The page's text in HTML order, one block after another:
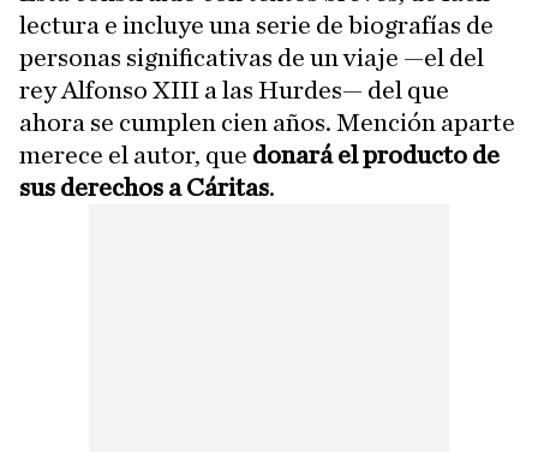
lectura e incluye una serie de biografías de
personas significativas de un viaje —el del
rey Alfonso XIII a las Hurdes— del que
ahora se cumplen cien años. Mención aparte
merece el autor, que donará el producto de
sus derechos a Cáritas.